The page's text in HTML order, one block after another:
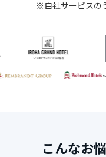
※自社サービスの
こんなお